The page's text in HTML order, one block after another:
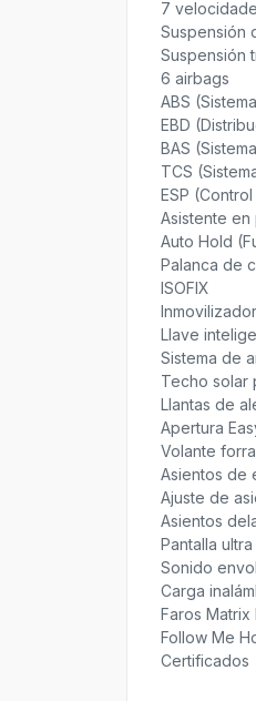
7
Suspensión
Suspensión
6 airbags
ABS
EBD
BAS
TCS
ESP
Asistente
Auto Hold
Palanca de
ISOFIX
Llave
Sistema de
Techo solar
Llantas de
Apertura
Volante
Asientos de
Ajuste de
Asientos
Pantalla
Sonido
Carga
Faros Matrix
Follow Me
Certificados